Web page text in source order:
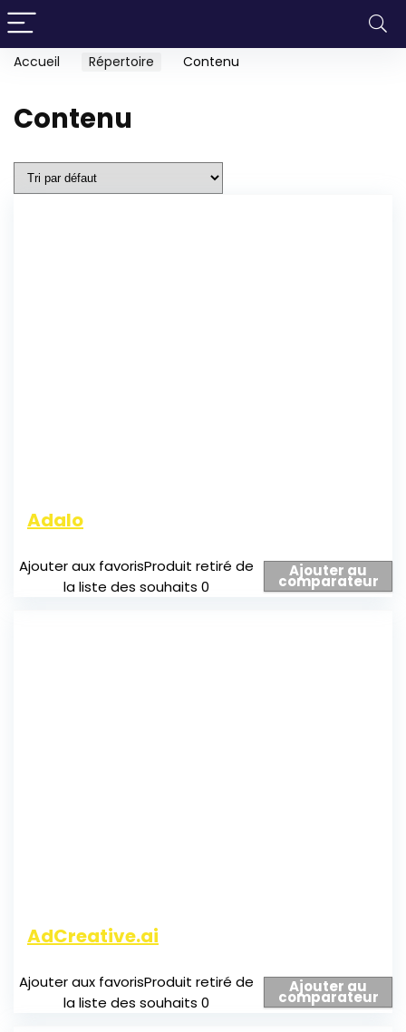
Accueil Répertoire Contenu
Contenu
Adalo
Ajouter aux favorisProduit retiré de
la liste des souhaits 0
Ajouter au
comparateur
AdCreative.ai
Ajouter aux favorisProduit retiré de
la liste des souhaits 0
Ajouter au
comparateur